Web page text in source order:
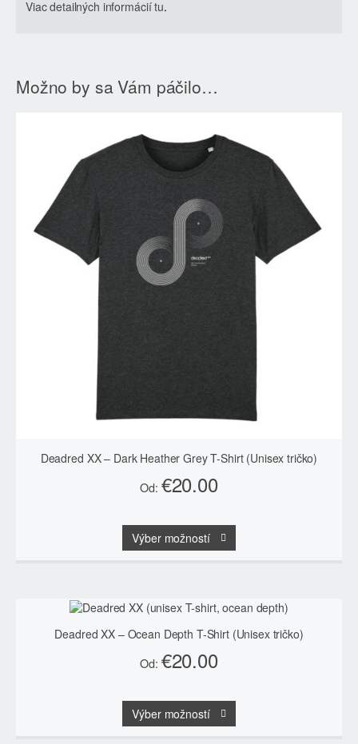
Viac detailných informácií tu.
Možno by sa Vám páčilo…
Deadred XX – Dark Heather Grey T-Shirt (Unisex tričko)
Od: €20.00
Výber možností
Možnosti
si
môžete
vybrať
Deadred XX – Ocean Depth T-Shirt (Unisex tričko)
Od: €20.00
Výber možností